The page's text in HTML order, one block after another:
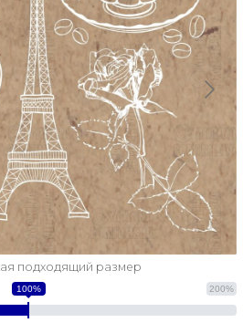
подходящий размер
200%
100%